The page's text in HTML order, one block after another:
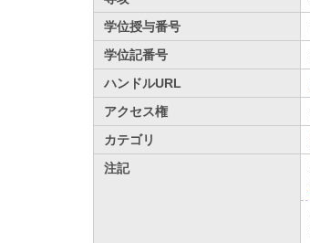
学位授与番号
学位記番号
ハンドルURL
アクセス権
カテゴリ
注記